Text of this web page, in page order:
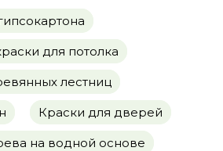
для потолка
лестниц
Краски для дверей
на водной основе